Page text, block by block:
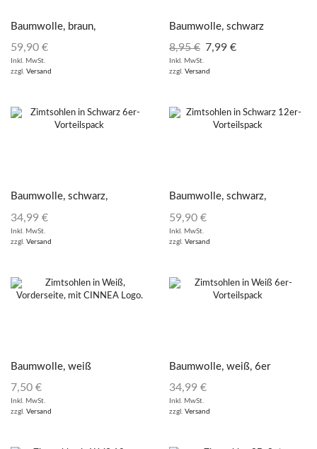
Baumwolle, braun,
12er Vorteilspack
59,90 €
Inkl. MwSt.
zzgl. Versand
Baumwolle, schwarz
8,95€ 7,99 €
Inkl. MwSt.
zzgl. Versand
Baumwolle, schwarz,
6er Vorteilspack
34,99 €
Inkl. MwSt.
zzgl. Versand
Baumwolle, schwarz,
12er Vorteilspack
59,90 €
Inkl. MwSt.
zzgl. Versand
Baumwolle, weiß
7,50 €
Inkl. MwSt.
zzgl. Versand
Baumwolle, weiß, 6er
Vorteilspack
34,99 €
Inkl. MwSt.
zzgl. Versand